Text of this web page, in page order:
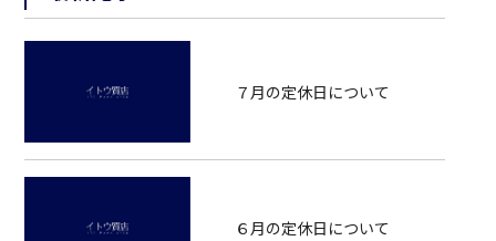
７月の定休日について
６月の定休日について